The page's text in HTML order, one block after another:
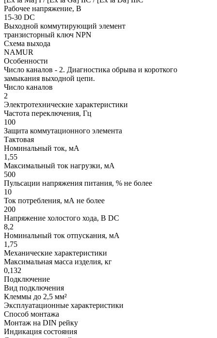
Рабочее напряжение, В
15-30 DC
Выходной коммутирующий элемент
транзисторный ключ NPN
Схема выхода
NAMUR
Особенности
Число каналов - 2. Диагностика обрыва и короткого
замыкания выходной цепи.
Число каналов
2
Электротехнические характеристики
Частота переключения, Гц
100
Защита коммутационного элемента
Тактовая
Номинальный ток, мА
1,55
Максимальный ток нагрузки, мА
500
Пульсации напряжения питания, % не более
10
Ток потребления, мА не более
200
Напряжение холостого хода, В DC
8,2
Номинальный ток отпускания, мА
1,75
Механические характеристики
Максимальная масса изделия, кг
0,132
Подключение
Вид подключения
Клеммы до 2,5 мм²
Эксплуатационные характеристики
Способ монтажа
Монтаж на DIN рейку
Индикация состояния